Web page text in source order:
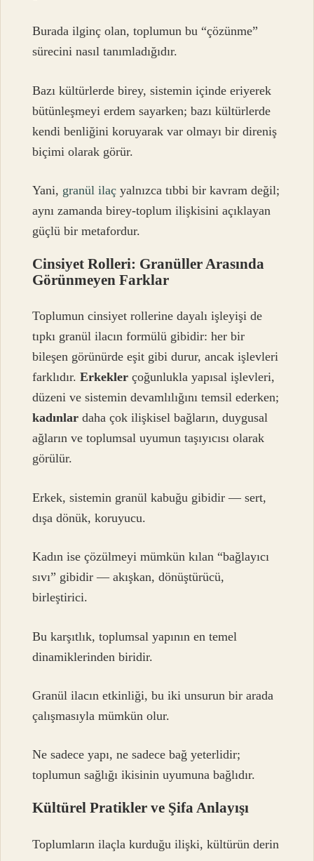
Burada ilginç olan, toplumun bu “çözünme”
sürecini nasıl tanımladığıdır.
Bazı kültürlerde birey, sistemin içinde eriyerek
bütünleşmeyi erdem sayarken; bazı kültürlerde
kendi benliğini koruyarak var olmayı bir direniş
biçimi olarak görür.
Yani, granül ilaç yalnızca tıbbi bir kavram değil;
aynı zamanda birey-toplum ilişkisini açıklayan
güçlü bir metafordur.
Cinsiyet Rolleri: Granüller Arasında
Görünmeyen Farklar
Toplumun cinsiyet rollerine dayalı işleyişi de
tıpkı granül ilacın formülü gibidir: her bir
bileşen görünürde eşit gibi durur, ancak işlevleri
farklıdır.Erkekler çoğunlukla yapısal işlevleri,
düzeni ve sistemin devamlılığını temsil ederken;
kadınlar daha çok ilişkisel bağların, duygusal
ağların ve toplumsal uyumun taşıyıcısı olarak
görülür.
Erkek, sistemin granül kabuğu gibidir — sert,
dışa dönük, koruyucu.
Kadın ise çözülmeyi mümkün kılan “bağlayıcı
sıvı” gibidir — akışkan, dönüştürücü,
birleştirici.
Bu karşıtlık, toplumsal yapının en temel
dinamiklerinden biridir.
Granül ilacın etkinliği, bu iki unsurun bir arada
çalışmasıyla mümkün olur.
Ne sadece yapı, ne sadece bağ yeterlidir;
toplumun sağlığı ikisinin uyumuna bağlıdır.
Kültürel Pratikler ve Şifa Anlayışı
Toplumların ilaçla kurduğu ilişki, kültürün derin